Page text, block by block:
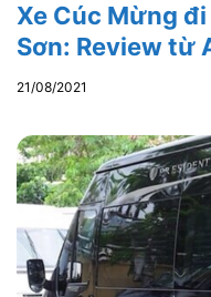
Xe Cúc Mừng
Sơn: Review từ
21/08/2021